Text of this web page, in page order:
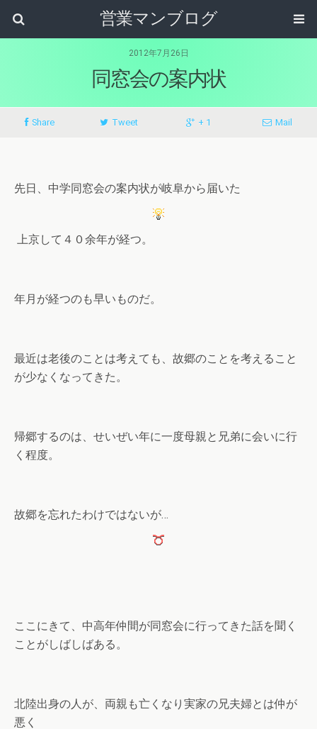
営業マンブログ
2012年7月26日
同窓会の案内状
Share Tweet + 1 Mail
先日、中学同窓会の案内状が岐阜から届いた
上京して４０余年が経つ。
年月が経つのも早いものだ。
最近は老後のことは考えても、故郷のことを考えること
が少なくなってきた。
帰郷するのは、せいぜい年に一度母親と兄弟に会いに行
く程度。
故郷を忘れたわけではないが…
ここにきて、中高年仲間が同窓会に行ってきた話を聞く
ことがしばしばある。
北陸出身の人が、両親も亡くなり実家の兄夫婦とは仲が
悪く